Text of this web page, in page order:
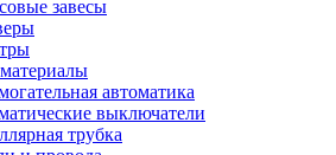
завесы
автоматика
выключатели
трубка